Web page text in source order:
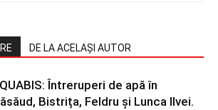
DE LA ACELAȘI AUTOR
Întreruperi de apă în
Bistrița, Feldru și Lunca Ilvei.